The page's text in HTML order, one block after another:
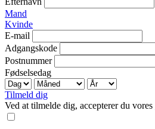
Mand
Kvinde
E-mail
Adgangskode
Postnummer
Fødselsedag
Tilmeld dig
Ved at tilmelde dig, accepterer du vores